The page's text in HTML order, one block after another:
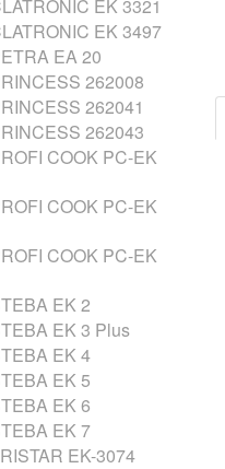
EK 3321
EK 3497
EA 20
262008
262041
262043
COOK PC-EK
COOK PC-EK
COOK PC-EK
EK 2
EK 3 Plus
EK 4
EK 5
EK 6
EK 7
EK-3074